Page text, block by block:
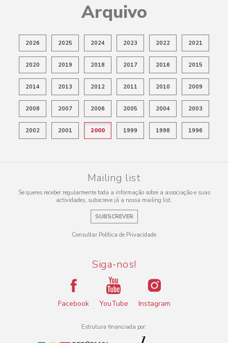
Arquivo
2026 2025 2024 2023 2022 2021
2020 2019 2018 2017 2016 2015
2014 2013 2012 2011 2010 2009
2008 2007 2006 2005 2004 2003
2002 2001 2000 1999 1998 1996
Mailing list
Se queres receber regularmente toda a informação sobre a associação e suas
actividades, subscreve já a nossa mailing list.
SUBSCREVER
Consultar Política de Privacidade
Siga-nos!
Facebook YouTube Instagram
Estrutura financiada por: